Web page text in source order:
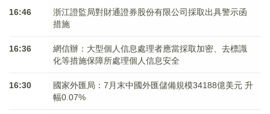
16:46
浙江證監局對財通證券股份有限公司採取出具警示函
措施
16:36
網信辦：大型個人信息處理者應當採取加密、去標識
化等措施保障所處理個人信息安全
16:30
國家外匯局：7月末中國外匯儲備規模34188億美元 升
幅0.07%